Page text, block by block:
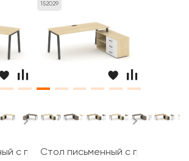
с греденцией левой на А-
152029
Стол письменный с